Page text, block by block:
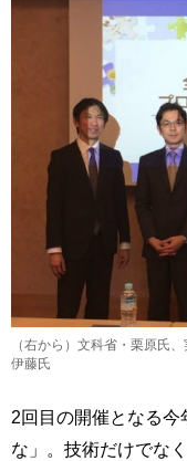
（右から）文科省・栗原氏
伊藤氏
2回目の開催となる
な」。技術だけでな